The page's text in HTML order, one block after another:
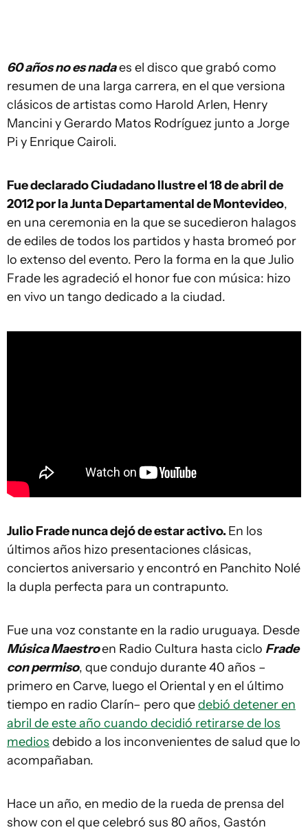
60 años no es nadaes el disco que grabó como
resumen de una larga carrera, en el que versiona
clásicos de artistas como Harold Arlen, Henry
Mancini y Gerardo Matos Rodríguez junto a Jorge
Pi y Enrique Cairoli.
Fue declarado Ciudadano Ilustre el 18 de abril de
2012 por la Junta Departamental de Montevideo,
en una ceremonia en la que se sucedieron halagos
de ediles de todos los partidos y hasta bromeó por
lo extenso del evento. Pero la forma en la que Julio
Frade les agradeció el honor fue con música: hizo
en vivo un tango dedicado a la ciudad.
Julio Frade nunca dejó de estar activo. En los
últimos años hizo presentaciones clásicas,
conciertos aniversario y encontró en Panchito Nolé
la dupla perfecta para un contrapunto.
Fue una voz constante en la radio uruguaya. Desde
Música Maestroen Radio Cultura hasta ciclo Frade
con permiso, que condujo durante 40 años –
primero en Carve, luego el Oriental y en el último
tiempo en radio Clarín– pero quedebió detener en
abril de este año cuando decidió retirarse de los
medios debido a los inconvenientes de salud que lo
acompañaban.
Hace un año, en medio de la rueda de prensa del
show con el que celebró sus 80 años, Gastón